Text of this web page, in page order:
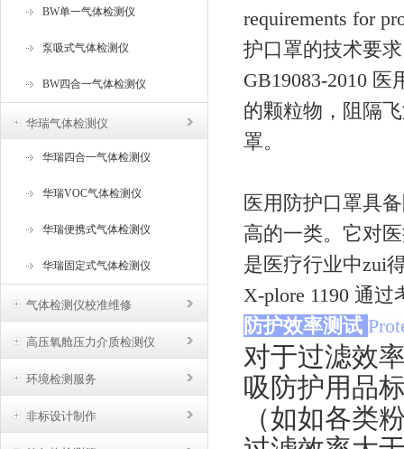
BW单一气体检测仪
泵吸式气体检测仪
BW四合一气体检测仪
华瑞气体检测仪
华瑞四合一气体检测仪
华瑞VOC气体检测仪
华瑞便携式气体检测仪
华瑞固定式气体检测仪
气体检测仪校准维修
高压氧舱压力介质检测仪
环境检测服务
非标设计制作
requirements for
护口罩的技术要
GB19083-2010
的颗粒物，阻隔
罩。
医用防护口罩具
高的一类。它对
是医疗行业中zui
X-plore 1190 通过
防护效率测试
对于过滤效
吸防护用品
（如如各类